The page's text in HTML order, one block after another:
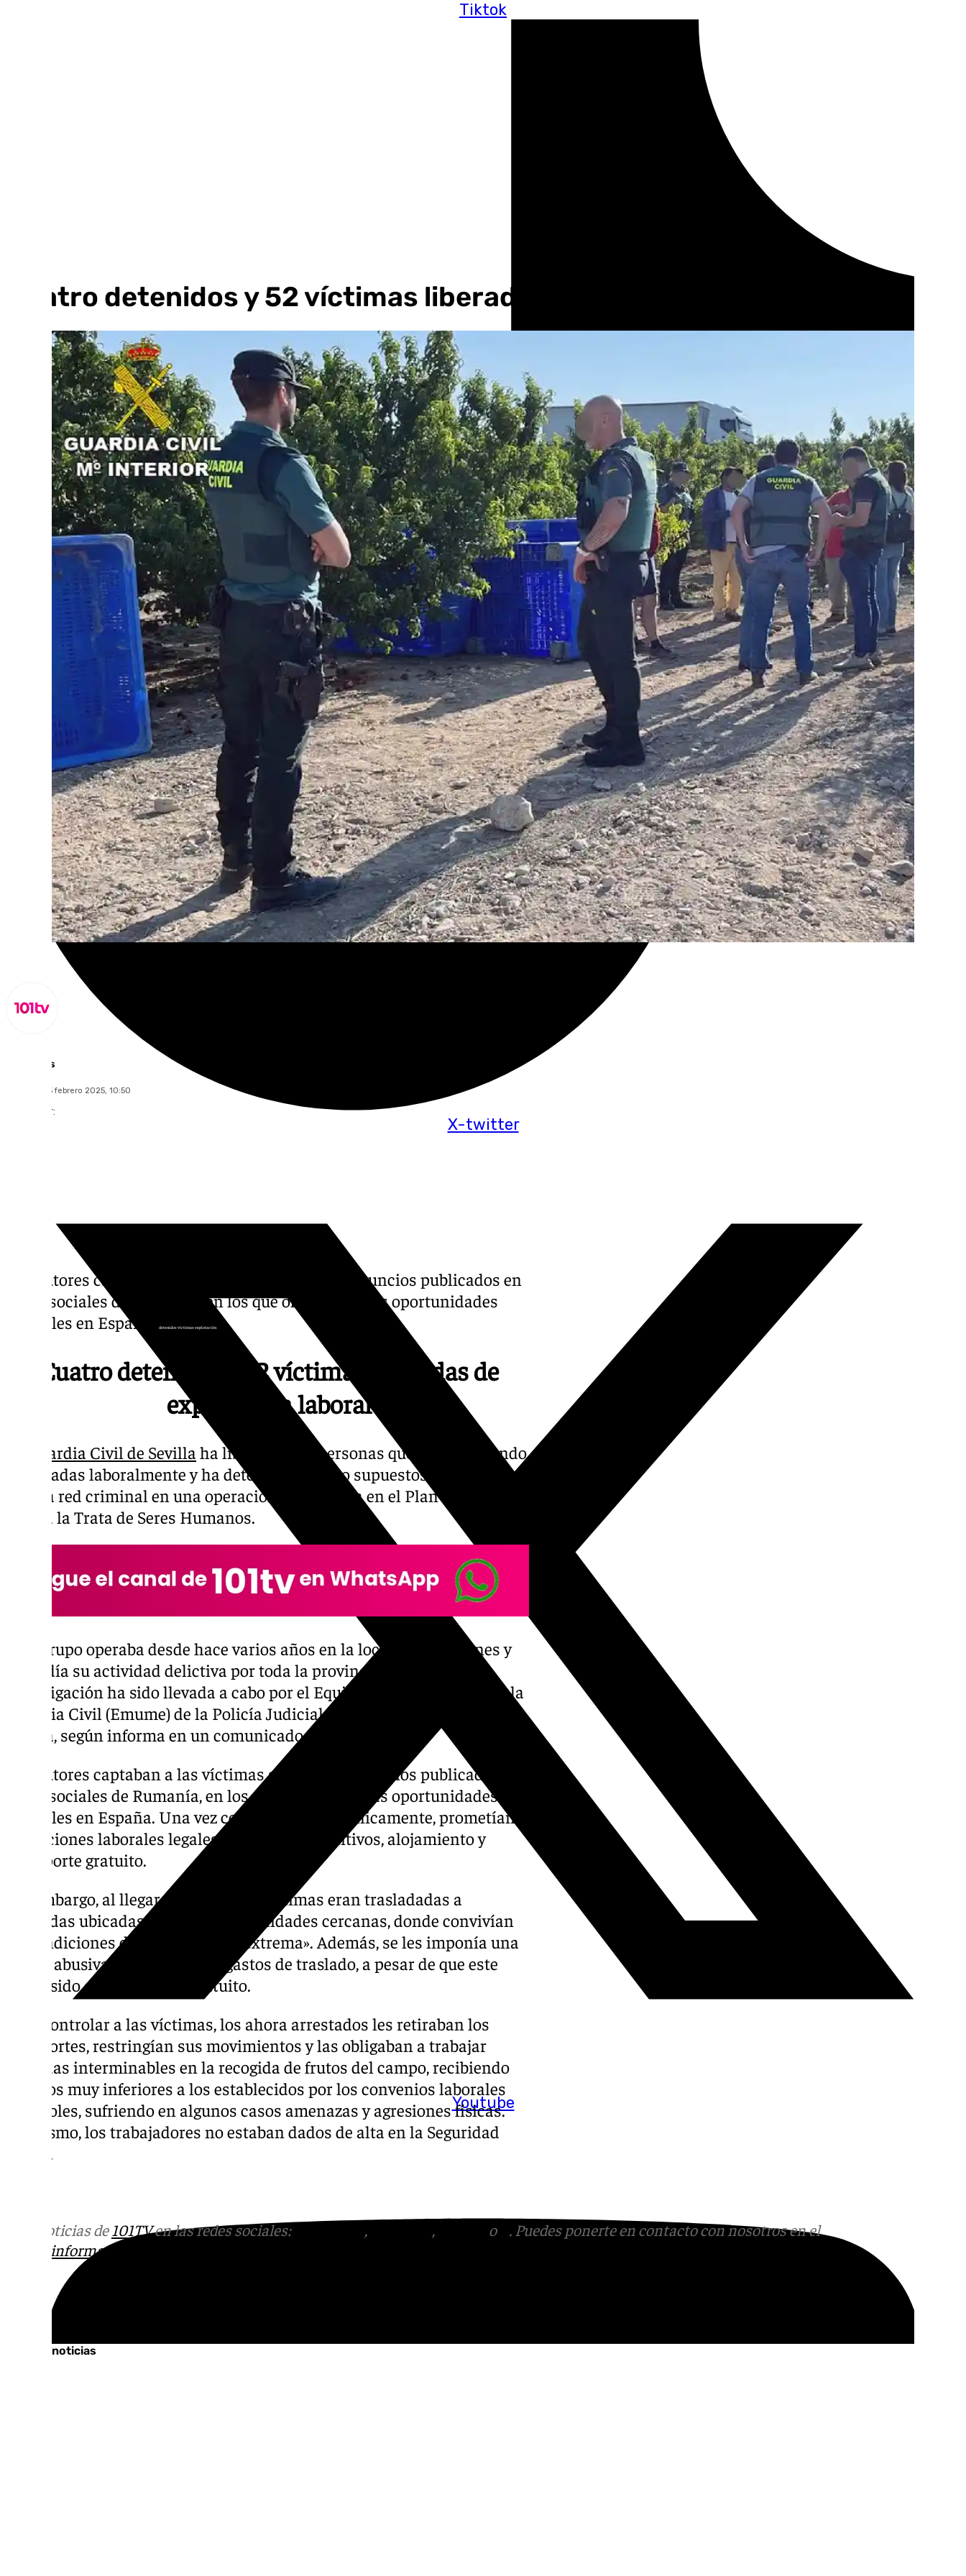
Tiktok
X-twitter
Youtube
Cuatro detenidos y 52 víctimas liberadas de explotación laboral
Lynx Devs
miércoles, 5 febrero 2025, 10:50
Compartir:
Los autores captaban a las víctimas a través de anuncios publicados en
redes sociales de Rumanía, en los que ofrecían falsas oportunidades
laborales en España.
detenidos víctimas explotación
Cuatro detenidos y 52 víctimas liberadas de
explotación laboral
Guardia Civil de Sevilla ha liberado a 52 personas que estaban siendo
explotadas laboralmente y ha detenido a cuatro supuestos integrantes
de una red criminal en una operación enmarcada en el Plan de Lucha
contra la Trata de Seres Humanos.
Este grupo operaba desde hace varios años en la localidad de Brenes y
extendía su actividad delictiva por toda la provincia de Sevilla. La
investigación ha sido llevada a cabo por el Equipo de Mujer-Menor de la
Guardia Civil (Emume) de la Policía Judicial de la Comandancia de
Sevilla, según informa en un comunicado.
Los autores captaban a las víctimas a través de anuncios publicados en
redes sociales de Rumanía, en los que ofrecían falsas oportunidades
laborales en España. Una vez contactaban telefónicamente, prometían
condiciones laborales legales, salarios competitivos, alojamiento y
transporte gratuito.
Sin embargo, al llegar a España, las víctimas eran trasladadas a
viviendas ubicadas en Brenes y localidades cercanas, donde convivían
en condiciones de «insalubridad extrema». Además, se les imponía una
deuda abusiva en concepto de gastos de traslado, a pesar de que este
había sido ofrecido como gratuito.
Para controlar a las víctimas, los ahora arrestados les retiraban los
pasaportes, restringían sus movimientos y las obligaban a trabajar
jornadas interminables en la recogida de frutos del campo, recibiendo
salarios muy inferiores a los establecidos por los convenios laborales
españoles, sufriendo en algunos casos amenazas y agresiones físicas.
Asimismo, los trabajadores no estaban dados de alta en la Seguridad
Social.
Más noticias de101TVen las redes sociales: , , o
. Puedes ponerte en contacto con nosotros en el
informativos@101tv.es
Últimas noticias